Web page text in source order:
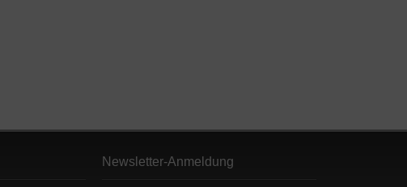
Newsletter-Anmeldung